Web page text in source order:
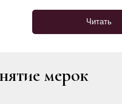
Читать
мерок